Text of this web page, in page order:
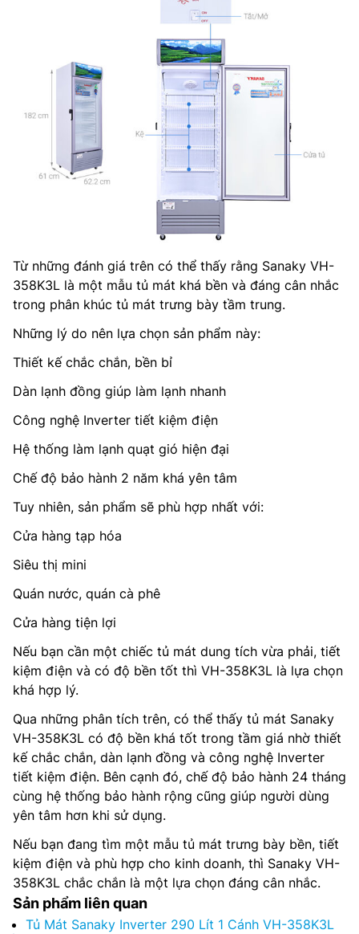
Từ những đánh giá trên có thể thấy rằng Sanaky VH-
358K3L là một mẫu tủ mát khá bền và đáng cân nhắc
trong phân khúc tủ mát trưng bày tầm trung.
Những lý do nên lựa chọn sản phẩm này:
Thiết kế chắc chắn, bền bỉ
Dàn lạnh đồng giúp làm lạnh nhanh
Công nghệ Inverter tiết kiệm điện
Hệ thống làm lạnh quạt gió hiện đại
Chế độ bảo hành 2 năm khá yên tâm
Tuy nhiên, sản phẩm sẽ phù hợp nhất với:
Cửa hàng tạp hóa
Siêu thị mini
Quán nước, quán cà phê
Cửa hàng tiện lợi
Nếu bạn cần một chiếc tủ mát dung tích vừa phải, tiết
kiệm điện và có độ bền tốt thì VH-358K3L là lựa chọn
khá hợp lý.
Qua những phân tích trên, có thể thấy tủ mát Sanaky
VH-358K3L có độ bền khá tốt trong tầm giá nhờ thiết
kế chắc chắn, dàn lạnh đồng và công nghệ Inverter
tiết kiệm điện. Bên cạnh đó, chế độ bảo hành 24 tháng
cùng hệ thống bảo hành rộng cũng giúp người dùng
yên tâm hơn khi sử dụng.
Nếu bạn đang tìm một mẫu tủ mát trưng bày bền, tiết
kiệm điện và phù hợp cho kinh doanh, thì Sanaky VH-
358K3L chắc chắn là một lựa chọn đáng cân nhắc.
Sản phẩm liên quan
Tủ Mát Sanaky Inverter 290 Lít 1 Cánh VH-358K3L